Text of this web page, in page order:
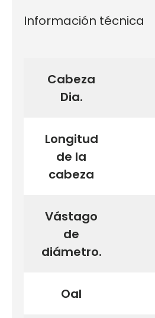
Información técnica
Cabeza
Dia.
Longitud
de la
cabeza
Vástago
de
diámetro.
Oal